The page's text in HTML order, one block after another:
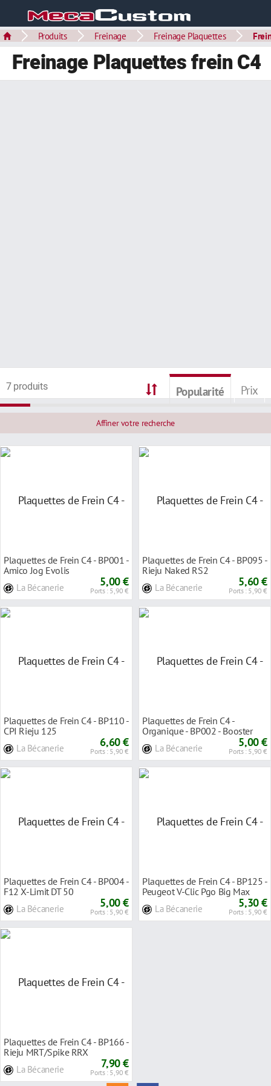
Produits Freinage Freinage Plaquettes
Freinage Plaquettes frein C4
7 produits Popularité Prix
Affiner votre recherche
Plaquettes de Frein C4 - BP001 -
Amico Jog Evolis
La Bécanerie 5,00 €
Ports : 5,90 €
Plaquettes de Frein C4 - BP095 -
Rieju Naked RS2
La Bécanerie 5,60 €
Ports : 5,90 €
Plaquettes de Frein C4 - BP110 -
CPI Rieju 125
La Bécanerie 6,60 €
Ports : 5,90 €
Plaquettes de Frein C4 -
Organique - BP002 - Booster
La Bécanerie 5,00 €
Ports : 5,90 €
Plaquettes de Frein C4 - BP004 -
F12 X-Limit DT 50
La Bécanerie 5,00 €
Ports : 5,90 €
Plaquettes de Frein C4 - BP125 -
Peugeot V-Clic Pgo Big Max
La Bécanerie 5,30 €
Ports : 5,90 €
Plaquettes de Frein C4 - BP166 -
Rieju MRT/Spike RRX
La Bécanerie 7,90 €
Ports : 5,90 €